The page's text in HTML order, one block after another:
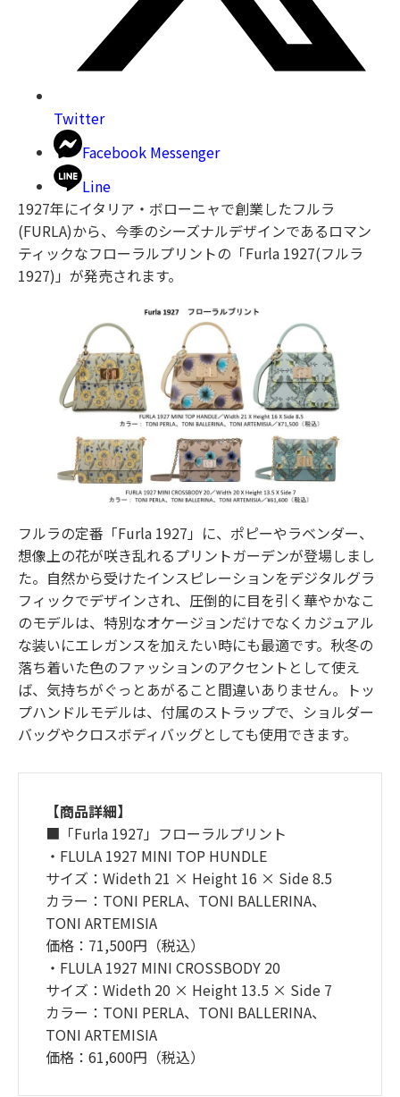
Twitter
Facebook Messenger
Line
1927年にイタリア・ボローニャで創業したフルラ
(FURLA)から、今季のシーズナルデザインであるロマン
ティックなフローラルプリントの「Furla 1927(フルラ
1927)」が発売されます。
フルラの定番「Furla 1927」に、ポピーやラベンダー、
想像上の花が咲き乱れるプリントガーデンが登場しまし
た。自然から受けたインスピレーションをデジタルグラ
フィックでデザインされ、圧倒的に目を引く華やかなこ
のモデルは、特別なオケージョンだけでなくカジュアル
な装いにエレガンスを加えたい時にも最適です。秋冬の
落ち着いた色のファッションのアクセントとして使え
ば、気持ちがぐっとあがること間違いありません。トッ
プハンドルモデルは、付属のストラップで、ショルダー
バッグやクロスボディバッグとしても使用できます。
【商品詳細】
■「Furla 1927」フローラルプリント
・FLULA 1927 MINI TOP HUNDLE
サイズ：Wideth 21 × Height 16 × Side 8.5
カラー：TONI PERLA、TONI BALLERINA、
TONI ARTEMISIA
価格：71,500円（税込）
・FLULA 1927 MINI CROSSBODY 20
サイズ：Wideth 20 × Height 13.5 × Side 7
カラー：TONI PERLA、TONI BALLERINA、
TONI ARTEMISIA
価格：61,600円（税込）